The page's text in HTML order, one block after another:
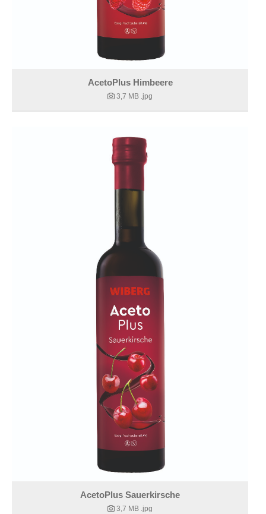
AcetoPlus Himbeere
3,7 MB .jpg
AcetoPlus Sauerkirsche
3,7 MB .jpg